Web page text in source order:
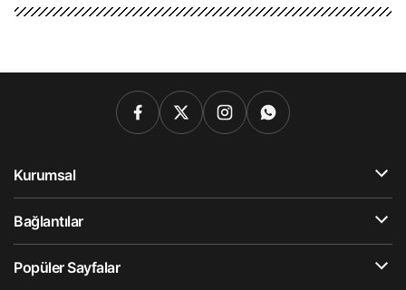
Kurumsal
Bağlantılar
Popüler Sayfalar